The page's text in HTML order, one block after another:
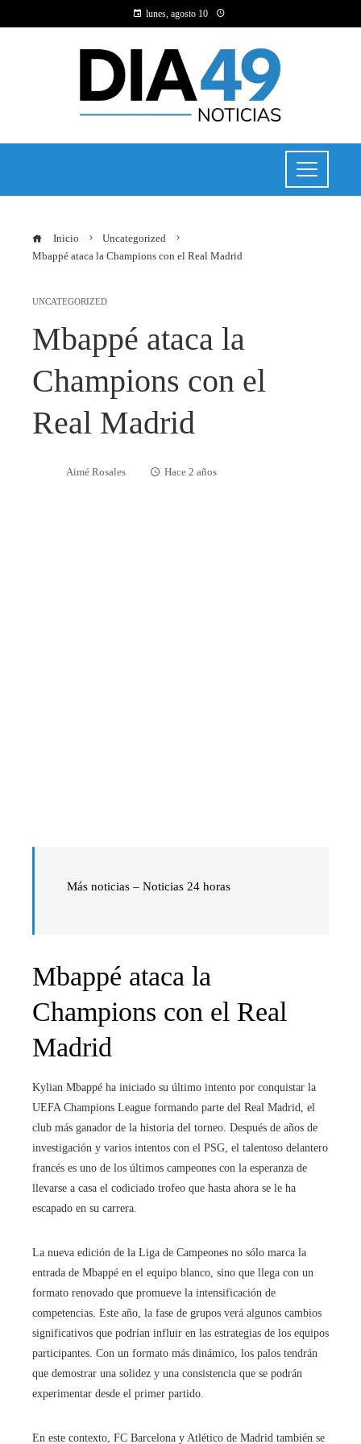
lunes, agosto 10
Inicio
Uncategorized
Mbappé ataca la Champions con el Real Madrid
UNCATEGORIZED
Mbappé ataca la
Champions con el
Real Madrid
Aimé Rosales Hace 2 años
Más noticias – Noticias 24 horas
Mbappé ataca la
Champions con el Real
Madrid
Kylian Mbappé ha iniciado su último intento por conquistar la
UEFA Champions League formando parte del Real Madrid, el
club más ganador de la historia del torneo. Después de años de
investigación y varios intentos con el PSG, el talentoso delantero
francés es uno de los últimos campeones con la esperanza de
llevarse a casa el codiciado trofeo que hasta ahora se le ha
escapado en su carrera.
La nueva edición de la Liga de Campeones no sólo marca la
entrada de Mbappé en el equipo blanco, sino que llega con un
formato renovado que promueve la intensificación de
competencias. Este año, la fase de grupos verá algunos cambios
significativos que podrían influir en las estrategias de los equipos
participantes. Con un formato más dinámico, los palos tendrán
que demostrar una solidez y una consistencia que se podrán
experimentar desde el primer partido.
En este contexto, FC Barcelona y Atlético de Madrid también se